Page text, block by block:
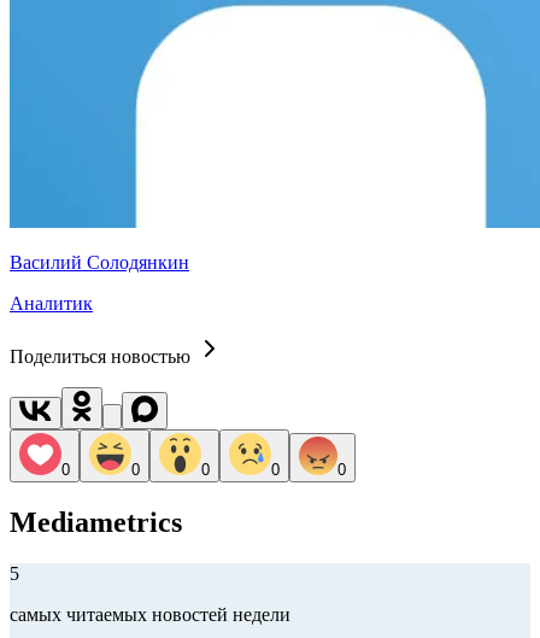
Василий Солодянкин
Аналитик
Поделиться новостью
0 0 0 0 0
Mediametrics
5
самых читаемых новостей недели